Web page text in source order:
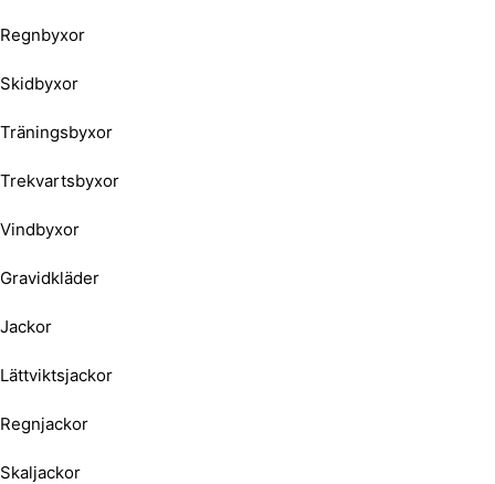
Regnbyxor
Skidbyxor
Träningsbyxor
Trekvartsbyxor
Vindbyxor
Gravidkläder
Jackor
Lättviktsjackor
Regnjackor
Skaljackor